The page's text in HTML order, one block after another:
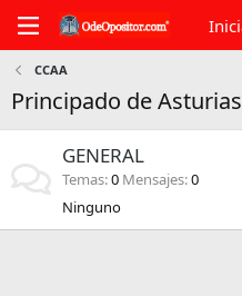
CCAA
Principado de Asturias
GENERAL
Temas 0 Mensajes 0
Ninguno